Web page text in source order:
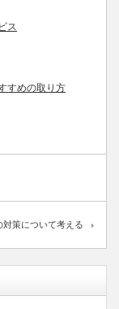
ス
すめの取り方
対策について考える